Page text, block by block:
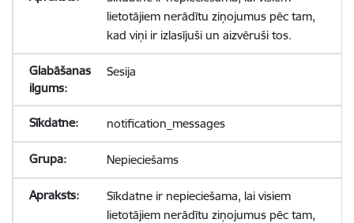
lietotājiem nerādītu ziņojumus pēc tam,
kad viņi ir izlasījuši un aizvēruši tos.
Sesija
notification_messages
Nepieciešams
Sīkdatne ir nepieciešama, lai visiem
lietotājiem nerādītu ziņojumus pēc tam,